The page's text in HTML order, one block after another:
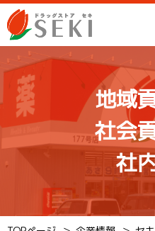
地域
社会
社